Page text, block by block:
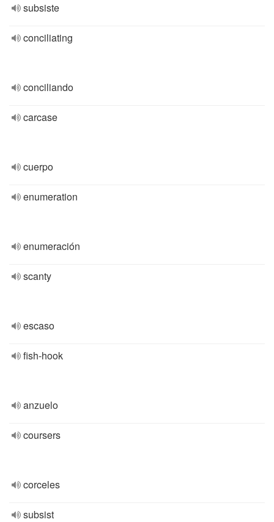
subsiste
conciliating
conciliando
carcase
cuerpo
enumeration
enumeración
scanty
escaso
fish-hook
anzuelo
coursers
corceles
subsist